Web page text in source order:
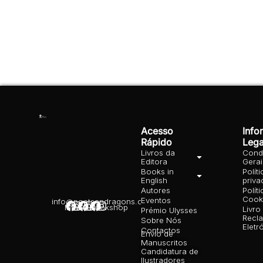
info@poetsandragons.com
InfantilAdultoBookshop
Acesso
Rápido
Livros da
Editora
Books in
English
Autores
Eventos
Prémio Ulysses
Sobre Nós
Contactos
Envio de
Manuscritos
Candidatura de
Ilustradores
Livro